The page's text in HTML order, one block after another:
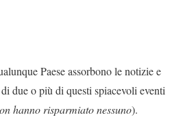
Paese assorbono le notizie e
due o più di questi spiacevoli eventi
hanno risparmiato nessuno).